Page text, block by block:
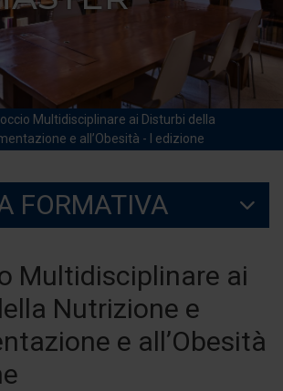
Multidisciplinare ai Disturbi della
e all’Obesità - I edizione
FORMATIVA
Multidisciplinare ai
Nutrizione e
e all’Obesità